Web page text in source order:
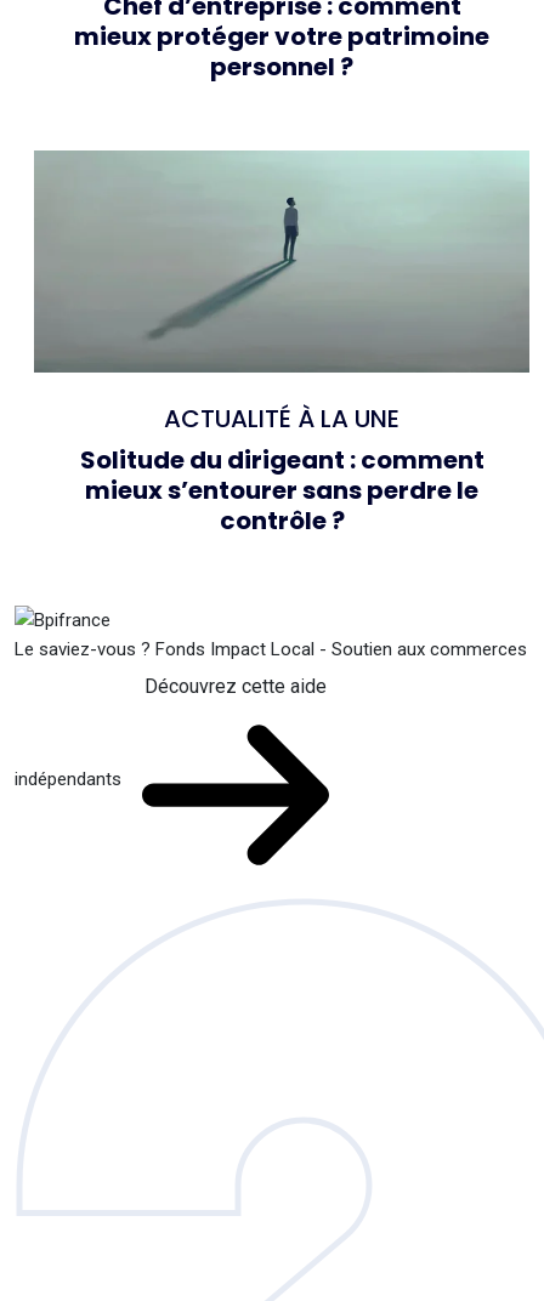
mieux protéger votre patrimoine
personnel ?
ACTUALITÉ À LA UNE
Solitude du dirigeant : comment
mieux s’entourer sans perdre le
contrôle ?
Le saviez-vous ? Fonds Impact Local - Soutien aux commerces
indépendants
Découvrez cette aide